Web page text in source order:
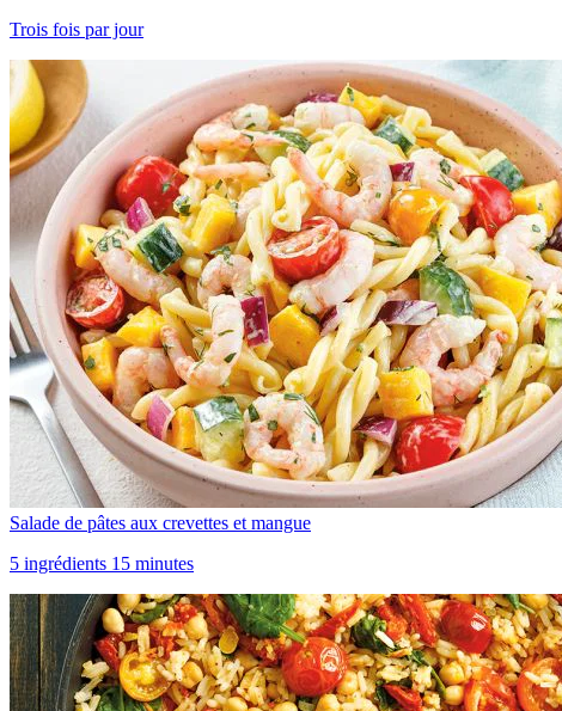
Trois fois par jour
Salade de pâtes aux crevettes et mangue
5 ingrédients 15 minutes